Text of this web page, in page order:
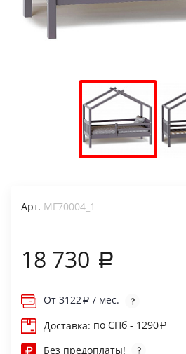
Арт. МГ70004_1
18 730
От 3122
/ мес.
Доставка: по СПб - 1290
Без предоплаты!